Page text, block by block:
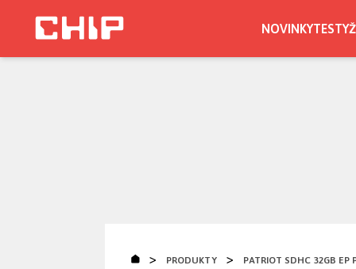
NOVINKYTESTY
> PRODUKTY > PATRIOT SDHC 32GB EP